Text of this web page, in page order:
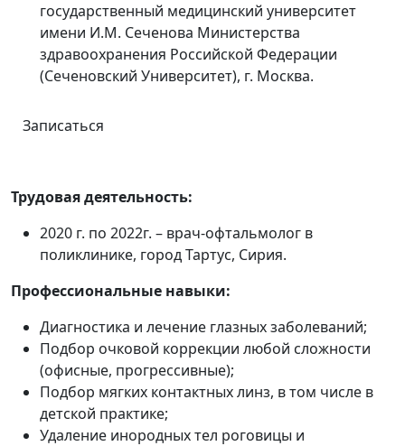
государственный медицинский университет
имени И.М. Сеченова Министерства
здравоохранения Российской Федерации
(Сеченовский Университет), г. Москва.
Записаться
Трудовая деятельность:
2020 г. по 2022г. – врач-офтальмолог в
поликлинике, город Тартус, Сирия.
Профессиональные навыки:
Диагностика и лечение глазных заболеваний;
Подбор очковой коррекции любой сложности
(офисные, прогрессивные);
Подбор мягких контактных линз, в том числе в
детской практике;
Удаление инородных тел роговицы и